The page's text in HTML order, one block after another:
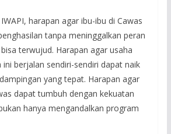
harapan agar ibu-ibu di Cawas
tanpa meninggalkan peran
terwujud. Harapan agar usaha
ini berjalan sendiri-sendiri dapat naik
yang tepat. Harapan agar
dapat tumbuh dengan kekuatan
hanya mengandalkan program